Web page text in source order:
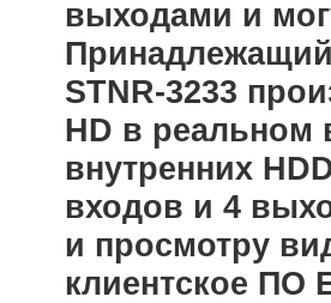
выходами и
Принадлежащий
STNR-3233
HD в реальном
внутренних
входов и 4
и просмотру
клиентское ПО